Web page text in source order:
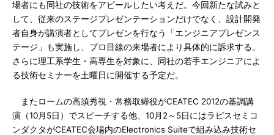
場者にも同社の技術をアピールしたい考えだ。今回新たな試みと
して、従来のステージプレゼンテーションだけでなく、設計開発
者自身が講演者としてプレゼンを行なう「エンジニアプレゼンス
テージ」も実施し、プロ目線の来場者により具体的に訴求する。
さらに理工系学生・高専生を対象に、同社の若手エンジニアによ
る技術セミナーを土曜日に開催する予定だ。
またロームの高須秀視・常務取締役がCEATEC 2012の基調講
演（10月5日）でスピーチする他、10月2～5日にはラピスセミコ
ンダクタがCEATEC会場内のElectronics Suiteで組み込み技術セ